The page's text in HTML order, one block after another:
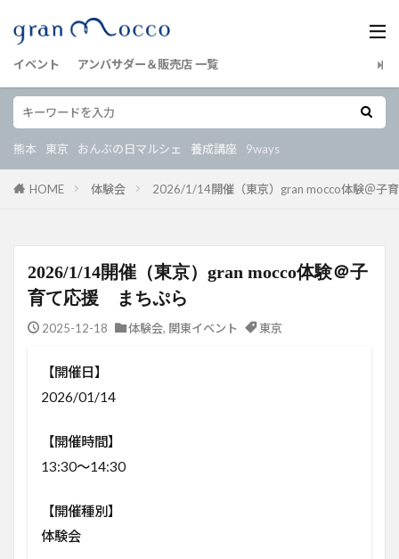
イベント アンバサダー＆販売店 一覧
熊本 東京 おんぶの日マルシェ 養成講座 9ways
HOME 体験会 2026/1/14開催（東京）gran mocco体験＠子
2026/1/14開催（東京）gran mocco体験＠子
育て応援 まちぷら
2025-12-18 体験会, 関東イベント 東京
【開催日】
2026/01/14
【開催時間】
13:30〜14:30
【開催種別】
体験会